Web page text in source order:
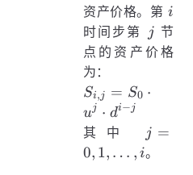
资产价格。第 i
i
时间步第 jj 节
点的资产价格
为：
S_{i,j}
= S_0
\cdot
u^j
\cdot
Si,j = S0 ⋅
uj ⋅ di−j
其中 j = 0,
1,
j =
0, 1, … , i。